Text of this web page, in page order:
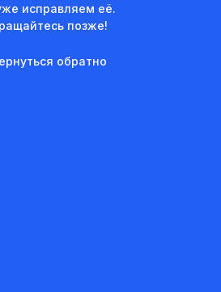
исправляем её.
позже!
обратно